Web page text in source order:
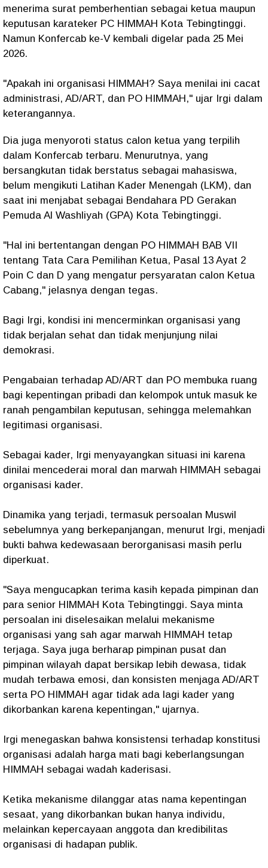
menerima surat pemberhentian sebagai ketua maupun
keputusan karateker PC HIMMAH Kota Tebingtinggi.
Namun Konfercab ke-V kembali digelar pada 25 Mei
2026.
"Apakah ini organisasi HIMMAH? Saya menilai ini cacat
administrasi, AD/ART, dan PO HIMMAH," ujar Irgi dalam
keterangannya.
Dia juga menyoroti status calon ketua yang terpilih
dalam Konfercab terbaru. Menurutnya, yang
bersangkutan tidak berstatus sebagai mahasiswa,
belum mengikuti Latihan Kader Menengah (LKM), dan
saat ini menjabat sebagai Bendahara PD Gerakan
Pemuda Al Washliyah (GPA) Kota Tebingtinggi.
"Hal ini bertentangan dengan PO HIMMAH BAB VII
tentang Tata Cara Pemilihan Ketua, Pasal 13 Ayat 2
Poin C dan D yang mengatur persyaratan calon Ketua
Cabang," jelasnya dengan tegas.
Bagi Irgi, kondisi ini mencerminkan organisasi yang
tidak berjalan sehat dan tidak menjunjung nilai
demokrasi.
Pengabaian terhadap AD/ART dan PO membuka ruang
bagi kepentingan pribadi dan kelompok untuk masuk ke
ranah pengambilan keputusan, sehingga melemahkan
legitimasi organisasi.
Sebagai kader, Irgi menyayangkan situasi ini karena
dinilai mencederai moral dan marwah HIMMAH sebagai
organisasi kader.
Dinamika yang terjadi, termasuk persoalan Muswil
sebelumnya yang berkepanjangan, menurut Irgi, menjadi
bukti bahwa kedewasaan berorganisasi masih perlu
diperkuat.
"Saya mengucapkan terima kasih kepada pimpinan dan
para senior HIMMAH Kota Tebingtinggi. Saya minta
persoalan ini diselesaikan melalui mekanisme
organisasi yang sah agar marwah HIMMAH tetap
terjaga. Saya juga berharap pimpinan pusat dan
pimpinan wilayah dapat bersikap lebih dewasa, tidak
mudah terbawa emosi, dan konsisten menjaga AD/ART
serta PO HIMMAH agar tidak ada lagi kader yang
dikorbankan karena kepentingan," ujarnya.
Irgi menegaskan bahwa konsistensi terhadap konstitusi
organisasi adalah harga mati bagi keberlangsungan
HIMMAH sebagai wadah kaderisasi.
Ketika mekanisme dilanggar atas nama kepentingan
sesaat, yang dikorbankan bukan hanya individu,
melainkan kepercayaan anggota dan kredibilitas
organisasi di hadapan publik.